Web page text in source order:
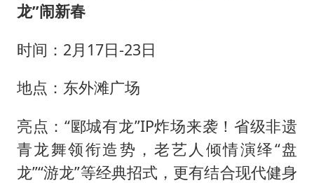
龙”闹新春
时间：2月17日-23日
地点：东外滩广场
亮点：“郾城有龙”IP炸场来袭！省级非遗
青龙舞领衔造势，老艺人倾情演绎“盘
龙”“游龙”等经典招式，更有结合现代健身